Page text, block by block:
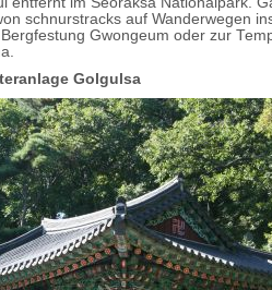
schnurstracks auf Wanderwegen
Gwongeum oder zur
Golgulsa